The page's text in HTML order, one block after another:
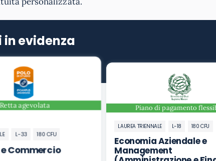
in evidenza
Retta agevolata
L-33 180 CFU
Commercio
Piano di pagamento
LAUREA TRIENNALE L-18 180 CFU
Economia Aziendale e
Management